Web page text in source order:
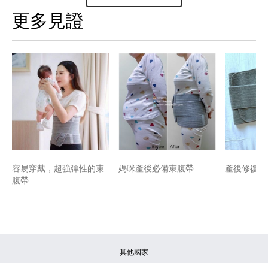
更多見證
容易穿戴，超強彈性的束
腹帶
媽咪產後必備束腹帶 產後修復
其他國家